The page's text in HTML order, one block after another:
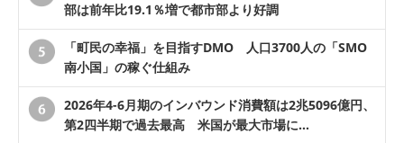
部は前年比19.1％増で都市部より好調
「町民の幸福」を目指すDMO 人口3700人の「SMO
南小国」の稼ぐ仕組み
2026年4-6月期のインバウンド消費額は2兆5096億円、
第2四半期で過去最高 米国が最大市場に…